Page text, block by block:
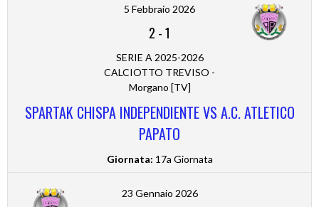
5 Febbraio 2026
2 -1
SERIE A 2025-2026
CALCIOTTO TREVISO -
Morgano [TV]
SPARTAK CHISPA INDEPENDIENTE VS A.C. ATLETICO
PAPATO
Giornata: 17a Giornata
23 Gennaio 2026